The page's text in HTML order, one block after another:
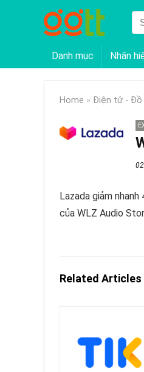
Danh mục Nhãn
Home » Điện tử - Đồ
Lazada giảm
của WLZ Audio
Related Articles